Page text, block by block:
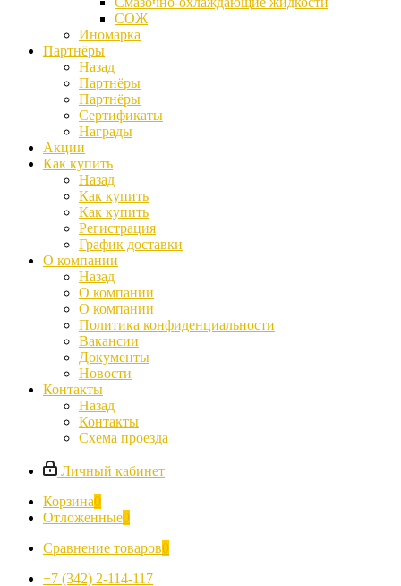
СОЖ
Иномарка
Партнёры
Назад
Партнёры
Партнёры
Сертификаты
Награды
Акции
Как купить
Назад
Как купить
Как купить
Регистрация
График доставки
О компании
Назад
О компании
О компании
Политика конфиденциальности
Вакансии
Документы
Новости
Контакты
Назад
Контакты
Схема проезда
Личный кабинет
Корзина0
Отложенные0
Сравнение товаров0
+7 (342) 2-114-117